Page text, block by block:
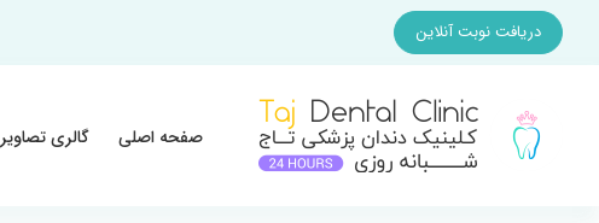
دریافت نوبت آنلاین
صفحه اصلی گالری تصاویر